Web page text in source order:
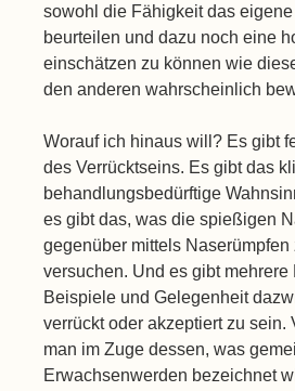
sowohl die Fähigkeit das
beurteilen und dazu noch eine
einschätzen zu können wie
den anderen wahrscheinlich
Worauf ich hinaus will? Es gibt
des Verrücktseins. Es gibt das
behandlungsbedürftige
es gibt das, was die spießigen
gegenüber mittels Naserümpfen
versuchen. Und es gibt mehrere
Beispiele und Gelegenheit
verrückt oder akzeptiert zu sein.
man im Zuge dessen, was
Erwachsenwerden bezeichnet